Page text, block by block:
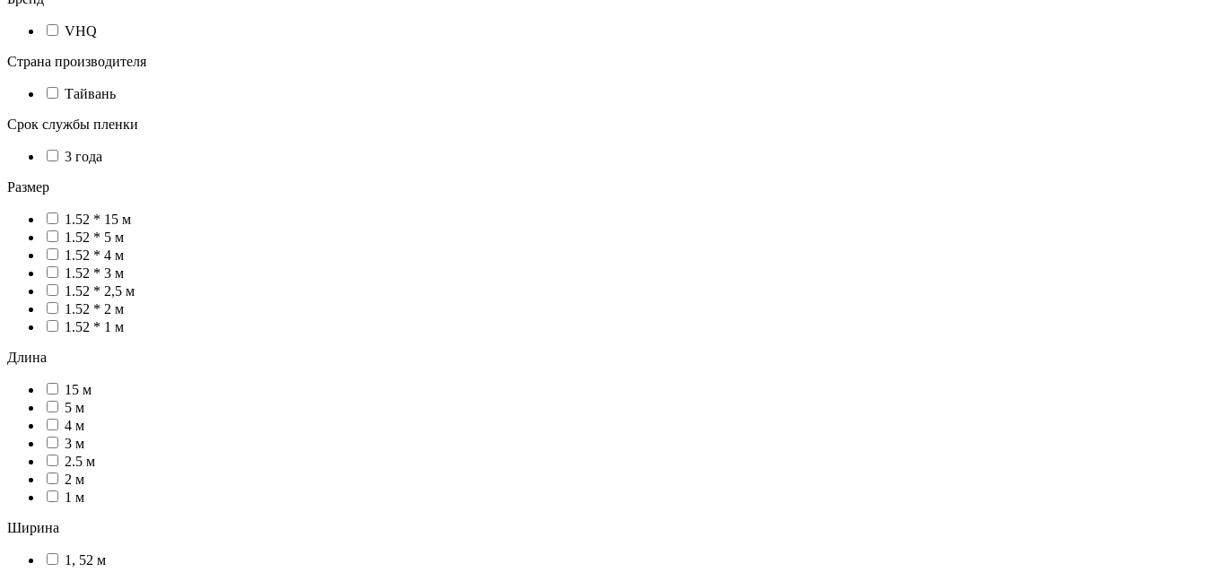
VHQ
Страна производителя
Тайвань
Срок службы пленки
3 года
Размер
1.52 * 15 м
1.52 * 5 м
1.52 * 4 м
1.52 * 3 м
1.52 * 2,5 м
1.52 * 2 м
1.52 * 1 м
Длина
15 м
5 м
4 м
3 м
2.5 м
2 м
1 м
Ширина
1, 52 м